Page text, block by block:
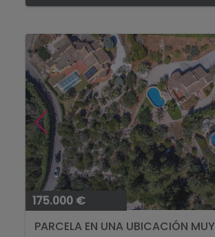
175.000 €
PARCELA EN UNA UBICACIÓN MUY